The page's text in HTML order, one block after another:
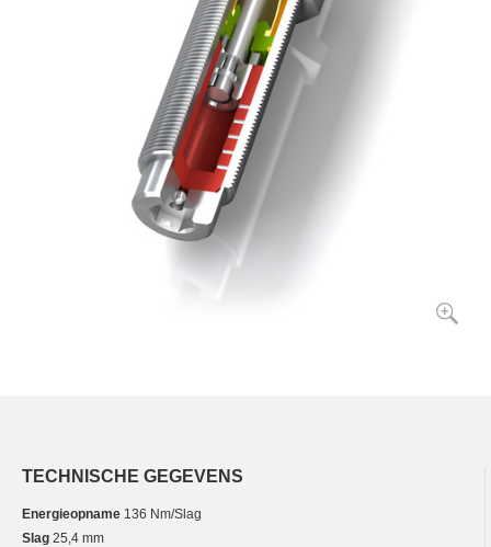
TECHNISCHE GEGEVENS
Energieopname 136 Nm/Slag
Slag 25,4 mm